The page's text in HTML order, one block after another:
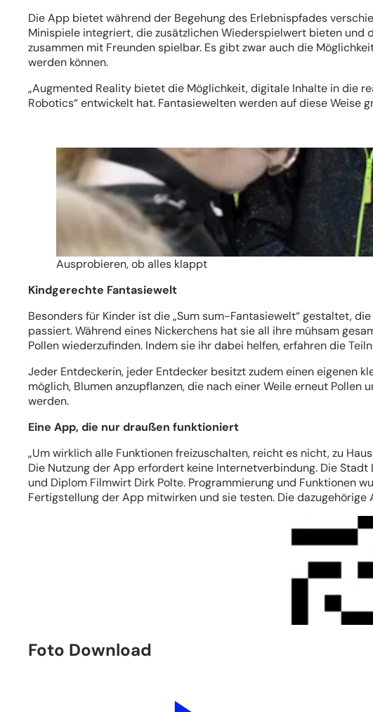
Die App bietet während der Begehung des Erlebnispfades
Minispiele integriert, die zusätzlichen Wiederspielwert bieten und
zusammen mit Freunden spielbar. Es gibt zwar auch die
werden können.
„Augmented Reality bietet die Möglichkeit, digitale Inhalte in die
Robotics“ entwickelt hat. Fantasiewelten werden auf diese Weise
Ausprobieren, ob alles klappt
Kindgerechte Fantasiewelt
Besonders für Kinder ist die „Sum sum-Fantasiewelt“ gestaltet,
passiert. Während eines Nickerchens hat sie all ihre mühsam
Pollen wiederzufinden. Indem sie ihr dabei helfen, erfahren die
Jeder Entdeckerin, jeder Entdecker besitzt zudem einen eigenen
möglich, Blumen anzupflanzen, die nach einer Weile erneut
werden.
Eine App, die nur draußen funktioniert
„Um wirklich alle Funktionen freizuschalten, reicht es nicht, zu
Die Nutzung der App erfordert keine Internetverbindung. Die
und Diplom Filmwirt Dirk Polte. Programmierung und Funktionen
Fertigstellung der App mitwirken und sie testen. Die
Foto Download